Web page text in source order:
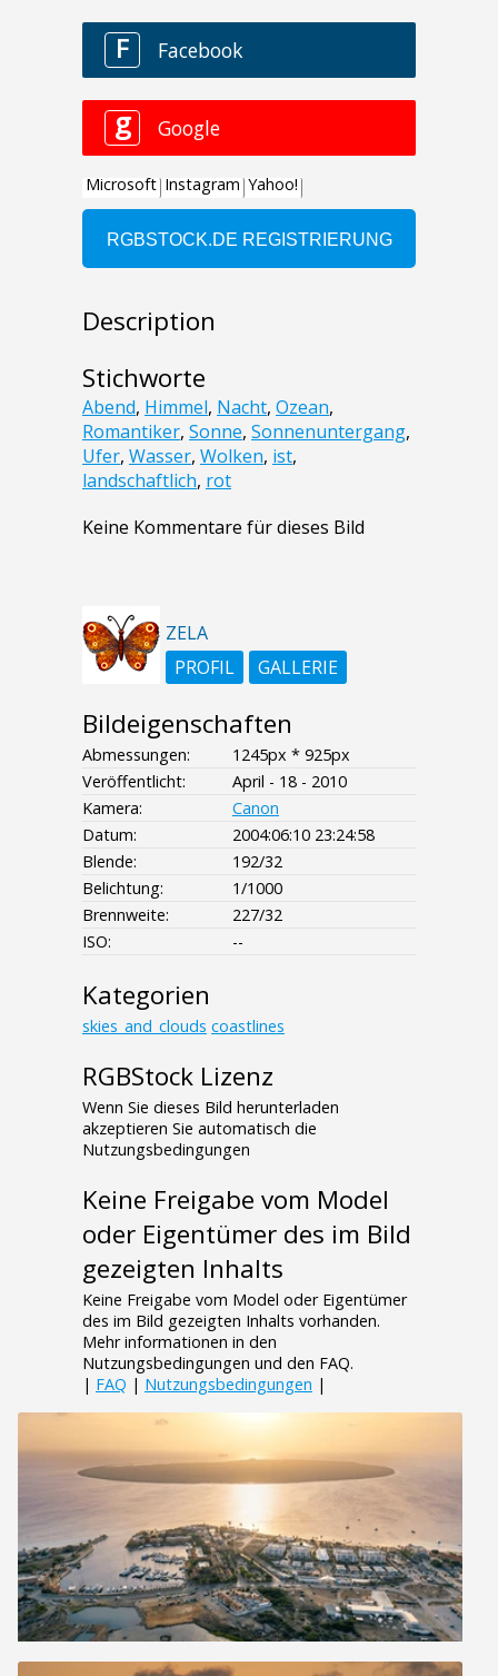
Description
Stichworte
Abend, Himmel, Nacht, Ozean,
Romantiker, Sonne, Sonnenuntergang,
Ufer, Wasser, Wolken, ist,
landschaftlich, rot
Keine Kommentare für dieses Bild
ZELA
PROFIL
GALLERIE
Bildeigenschaften
Abmessungen:
1245px * 925px
Veröffentlicht:
April - 18 - 2010
Kamera:
Canon
Datum:
2004:06:10 23:24:58
Blende:
192/32
Belichtung:
1/1000
Brennweite:
227/32
ISO:
--
Kategorien
skies_and_clouds coastlines
RGBStock Lizenz
Wenn Sie dieses Bild herunterladen
akzeptieren Sie automatisch die
Nutzungsbedingungen
Keine Freigabe vom Model
oder Eigentümer des im Bild
gezeigten Inhalts
Keine Freigabe vom Model oder Eigentümer
des im Bild gezeigten Inhalts vorhanden.
Mehr informationen in den
Nutzungsbedingungen und den FAQ.
| FAQ | Nutzungsbedingungen |